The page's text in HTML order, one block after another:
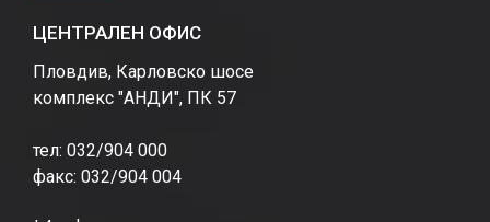
ЦЕНТРАЛЕН ОФИС
Пловдив, Карловско шосе
комплекс "АНДИ", ПК 57
тел: 032/904 000
факс: 032/904 004